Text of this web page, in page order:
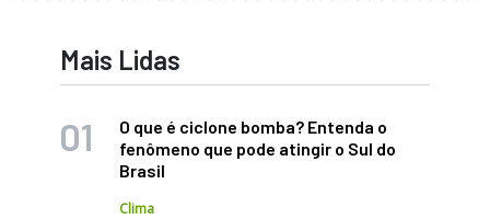
Mais Lidas
O que é ciclone bomba? Entenda o
fenômeno que pode atingir o Sul do
Brasil
Clima